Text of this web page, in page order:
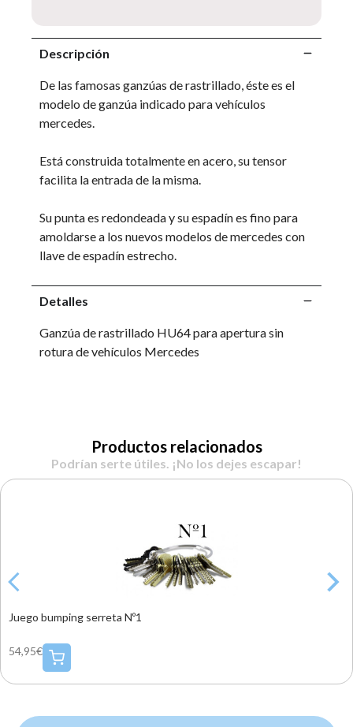
Descripción
De las famosas ganzúas de rastrillado, éste es el
modelo de ganzúa indicado para vehículos
mercedes.
Está construida totalmente en acero, su tensor
facilita la entrada de la misma.
Su punta es redondeada y su espadín es fino para
amoldarse a los nuevos modelos de mercedes con
llave de espadín estrecho.
Detalles
Ganzúa de rastrillado HU64 para apertura sin
rotura de vehículos Mercedes
Productos relacionados
Podrían serte útiles. ¡No los dejes escapar!
Juego bumping serreta Nº1
54,95€